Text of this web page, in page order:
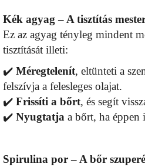
Kék agyag – A tisztítás
Ez az agyag tényleg mindent
tisztítását illeti:
✔️ Méregtelenít, eltünteti a
felszívja a felesleges olajat.
✔️ Frissíti a bőrt, és segít
✔️ Nyugtatja a bőrt, ha
Spirulina por – A bőr